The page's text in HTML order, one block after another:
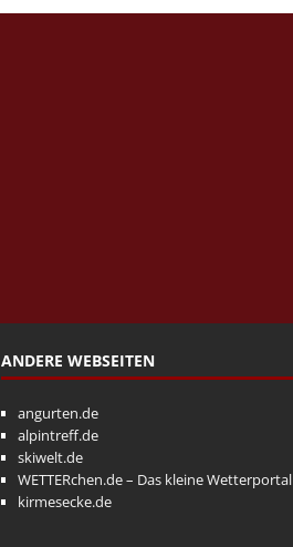
ANDERE WEBSEITEN
angurten.de
alpintreff.de
skiwelt.de
WETTERchen.de – Das kleine Wetterportal
kirmesecke.de